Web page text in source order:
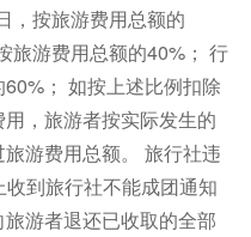
，按旅游费用总额的
旅游费用总额的40%； 行
； 如按上述比例扣除
，旅游者按实际发生的
游费用总额。 旅行社违
到旅行社不能成团通知
游者退还已收取的全部